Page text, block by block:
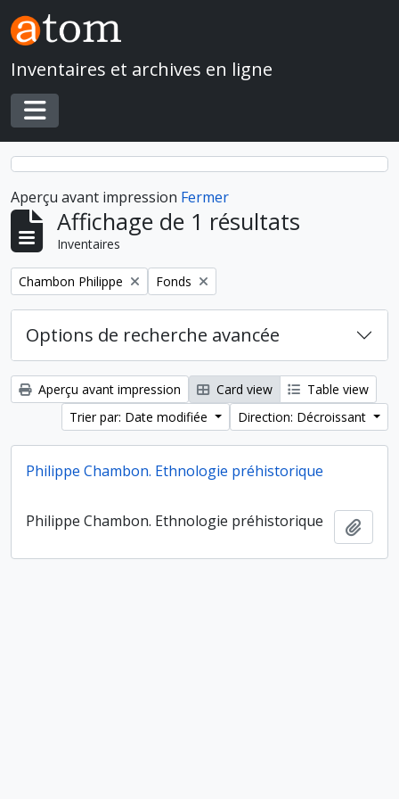
Skip to main content
Inventaires et archives en ligne
Toggle navigation
Aperçu avant impression Fermer
Affichage de 1 résultats
Inventaires
Remove filter:
Chambon Philippe Remove filter:
Fonds
Options de recherche avancée
Aperçu avant impression Card view
Table view
Trier par: Date modifiée
Direction: Décroissant
Philippe Chambon. Ethnologie préhistorique
Philippe Chambon. Ethnologie préhistorique